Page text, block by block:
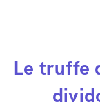
Le truffe